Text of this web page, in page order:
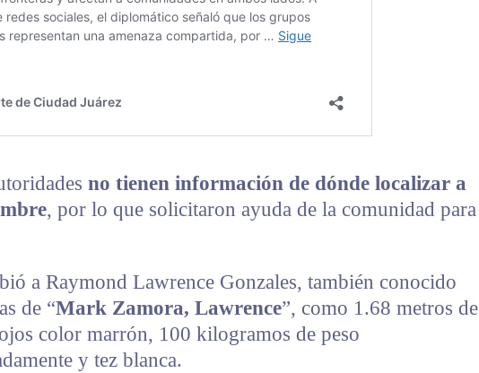
no tienen información de dónde localizar a
, por lo que solicitaron ayuda de la comunidad para
a Raymond Lawrence Gonzales, también conocido
de “Mark Zamora, Lawrence”, como 1.68 metros de
color marrón, 100 kilogramos de peso
y tez blanca.